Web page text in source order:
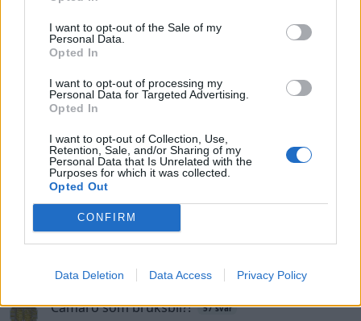
I want to opt-out of the Sale of my
Personal Data.
Opted In
I want to opt-out of processing my
Personal Data for Targeted Advertising.
Opted In
I want to opt-out of Collection, Use,
Retention, Sale, and/or Sharing of my
Personal Data that Is Unrelated with the
Purposes for which it was collected.
Opted Out
CONFIRM
Data Deletion Data Access Privacy Policy
Senaste inlägget av jarleb för 10 timmar sedan Projekt
Puttelitens projekt Audi S2 Avant. Back
to basic. + garagefix.
Senaste inlägget avPutteliten fredag 22:10 Projekt
med JDM inspiration.
Senaste inlägget av Stol3n_Identity fredag 10:06 iProjekt
Manta b som ska räddas (kaross eller
delar sökes)
Senaste inlägget avTyfors torsdag 23:25
Senaste inlägget av hugger69 torsdag 23:01iProjekt
Camaro som bruksbil?! 57 svar